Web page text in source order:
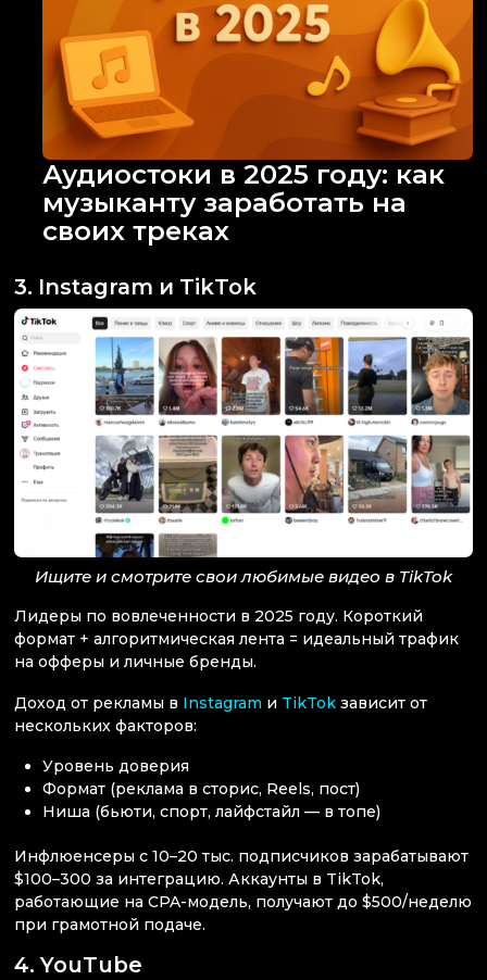
Аудиостоки в 2025 году: как
музыканту заработать на
своих треках
3. Instagram и TikTok
Ищите и смотрите свои любимые видео в TikTok
Лидеры по вовлеченности в 2025 году. Короткий
формат + алгоритмическая лента = идеальный трафик
на офферы и личные бренды.
Доход от рекламы в Instagram и TikTok зависит от
нескольких факторов:
Уровень доверия
Формат (реклама в сторис, Reels, пост)
Ниша (бьюти, спорт, лайфстайл — в топе)
Инфлюенсеры с 10–20 тыс. подписчиков зарабатывают
$100–300 за интеграцию. Аккаунты в TikTok,
работающие на CPA-модель, получают до $500/неделю
при грамотной подаче.
4. YouTube